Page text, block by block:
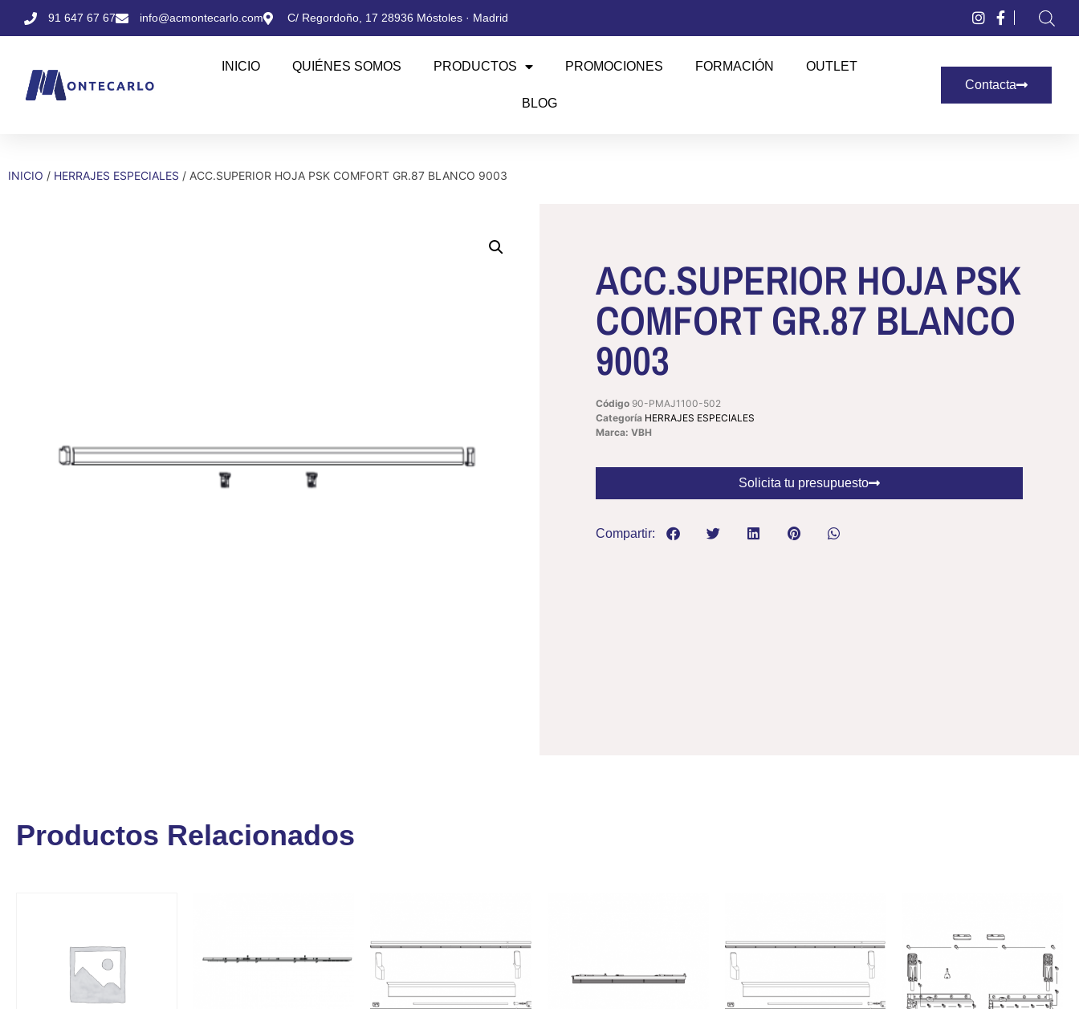
91 647 67 67 info@acmontecarlo.com C/ Regordoño, 17 28936 Móstoles · Madrid
INICIO QUIÉNES SOMOS PRODUCTOS PROMOCIONES FORMACIÓN OUTLET
BLOG
Contacta
INICIO / HERRAJES ESPECIALES / ACC.SUPERIOR HOJA PSK COMFORT GR.87 BLANCO 9003
ACC.SUPERIOR HOJA PSK
COMFORT GR.87 BLANCO
9003
Código 90-PMAJ1100-502
Categoría HERRAJES ESPECIALES
Marca: VBH
Solicita tu presupuesto
Compartir:
Productos Relacionados